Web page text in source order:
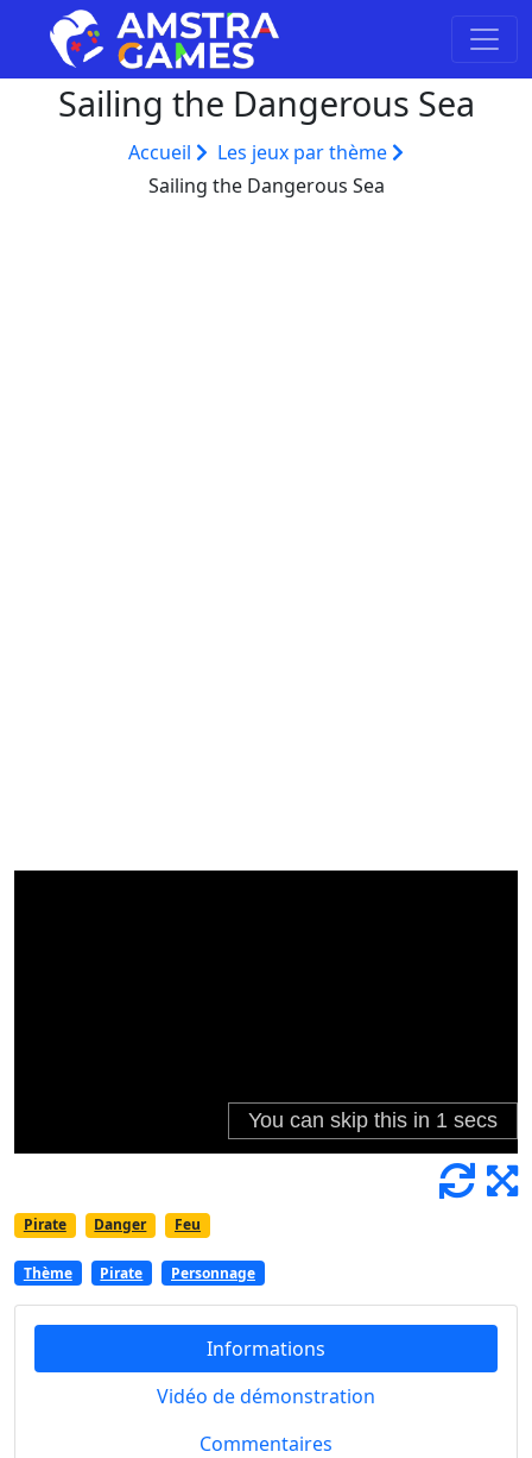
Sailing the Dangerous Sea
Accueil
Les jeux par thème
Sailing the Dangerous Sea
Pirate Danger Feu
Thème Pirate Personnage
Informations
Vidéo de démonstration
Commentaires